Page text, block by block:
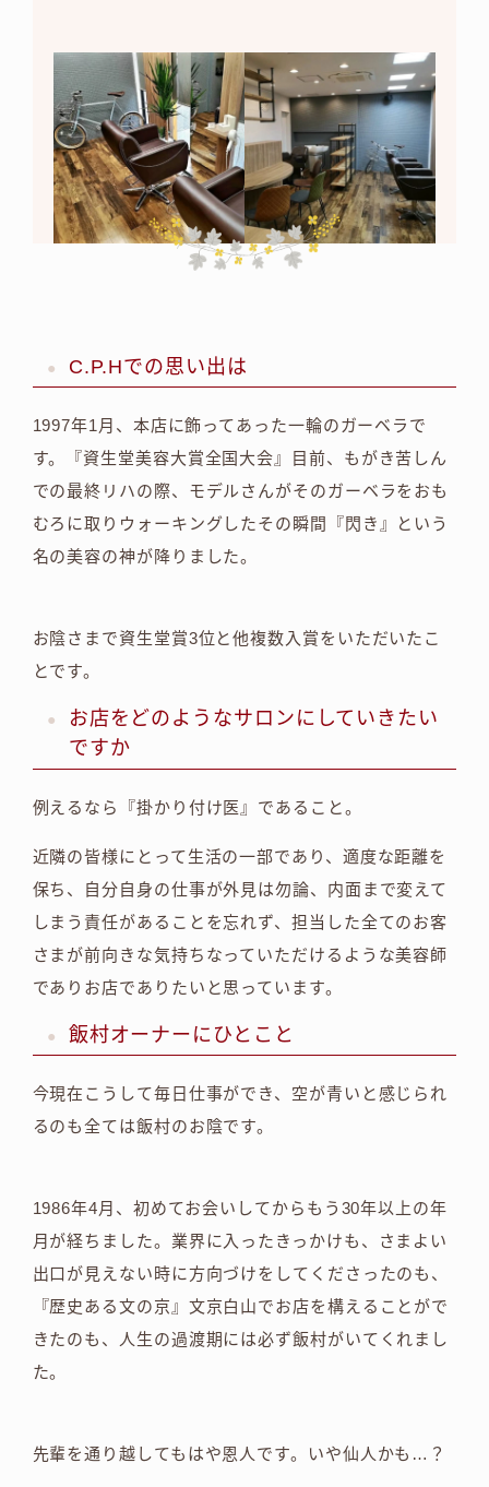
C.P.Hでの思い出は
1997年1月、本店に飾ってあった一輪のガーベラで
す。『資生堂美容大賞全国大会』目前、もがき苦しん
での最終リハの際、モデルさんがそのガーベラをおも
むろに取りウォーキングしたその瞬間『閃き』という
名の美容の神が降りました。
お陰さまで資生堂賞3位と他複数入賞をいただいたこ
とです。
お店をどのようなサロンにしていきたい
ですか
例えるなら『掛かり付け医』であること。
近隣の皆様にとって生活の一部であり、適度な距離を
保ち、自分自身の仕事が外見は勿論、内面まで変えて
しまう責任があることを忘れず、担当した全てのお客
さまが前向きな気持ちなっていただけるような美容師
でありお店でありたいと思っています。
飯村オーナーにひとこと
今現在こうして毎日仕事ができ、空が青いと感じられ
るのも全ては飯村のお陰です。
1986年4月、初めてお会いしてからもう30年以上の年
月が経ちました。業界に入ったきっかけも、さまよい
出口が見えない時に方向づけをしてくださったのも、
『歴史ある文の京』文京白山でお店を構えることがで
きたのも、人生の過渡期には必ず飯村がいてくれまし
た。
先輩を通り越してもはや恩人です。いや仙人かも…？